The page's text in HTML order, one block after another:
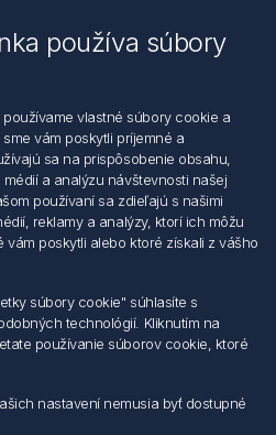
podmienky
používa súbory
vlastné súbory cookie a
vám poskytli príjemné a
sa na prispôsobenie obsahu,
a analýzu návštevnosti našej
používaní sa zdieľajú s našimi
reklamy a analýzy, ktorí ich môžu
vám poskytli alebo ktoré získali z vášho
súbory cookie" súhlasíte s
technológií. Kliknutím na
používanie súborov cookie, ktoré
nastavení nemusia byť dostupné